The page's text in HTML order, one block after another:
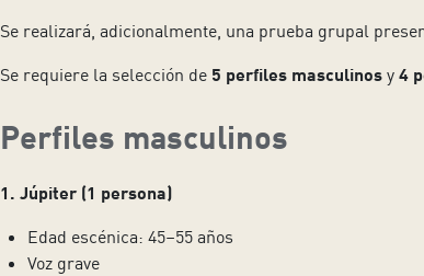
Se realizará, adicionalmente, una prueba grupal
Se requiere la selección de 5 perfiles masculinosy 4
Perfiles masculinos
1. Júpiter (1 persona)
Edad escénica: 45–55 años
Voz grave